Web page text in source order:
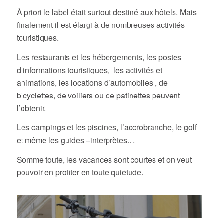
À priori le label était surtout destiné aux hôtels. Mais
finalement il est élargi à de nombreuses activités
touristiques.
Les restaurants et les hébergements, les postes
d’informations touristiques, les activités et
animations, les locations d’automobiles , de
bicyclettes, de voiliers ou de patinettes peuvent
l’obtenir.
Les campings et les piscines, l’accrobranche, le golf
et même les guides –interprètes.. .
Somme toute, les vacances sont courtes et on veut
pouvoir en profiter en toute quiétude.